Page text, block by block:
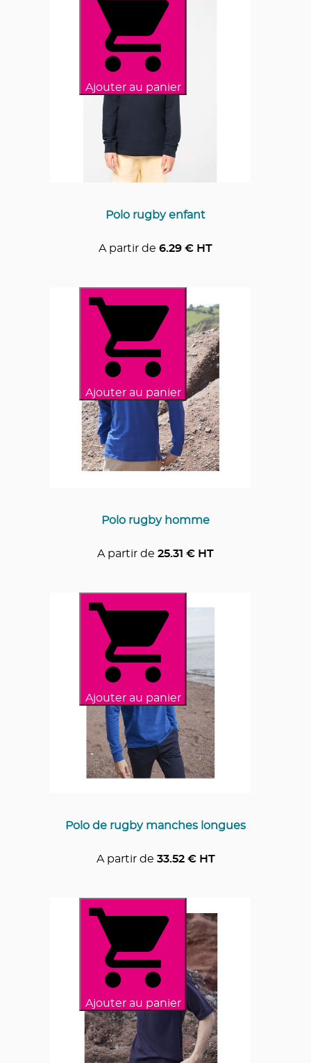
Ajouter au panier
Polo rugby enfant
A partir de 6.29 € HT
Ajouter au panier
Polo rugby homme
A partir de 25.31 € HT
Ajouter au panier
Polo de rugby manches longues
A partir de 33.52€ HT
Ajouter au panier